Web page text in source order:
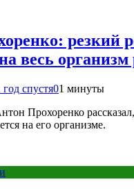
резкий
весь организм
год спустя01 минуты
Прохоренко
на его организме.